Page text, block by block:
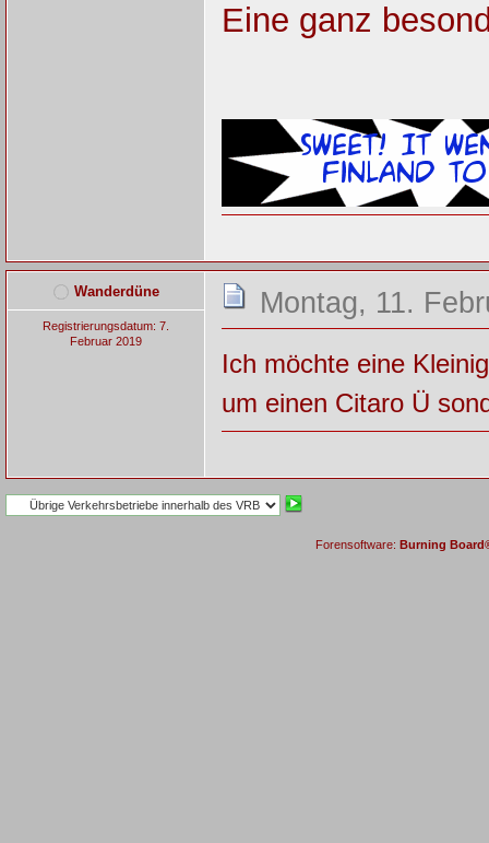
Eine ganz
Wanderdüne
Registrierungsdatum: 7.
Februar 2019
Montag, 11.
Ich möchte eine
um einen Citaro Ü
Forensoftware: Burning